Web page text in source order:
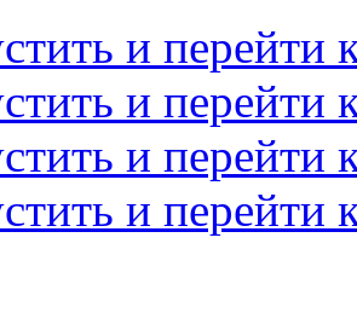
и перейти
и перейти
и перейти
и перейти